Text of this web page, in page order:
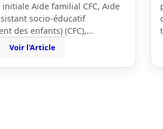
Aide familial CFC, Aide
socio-éducatif
des enfants) (CFC),…
Voir l'Article